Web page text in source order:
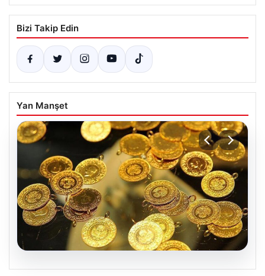
Bizi Takip Edin
Yan Manşet
06.08.2026